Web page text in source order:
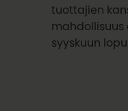
tuottajien
mahdollisuus
syyskuun